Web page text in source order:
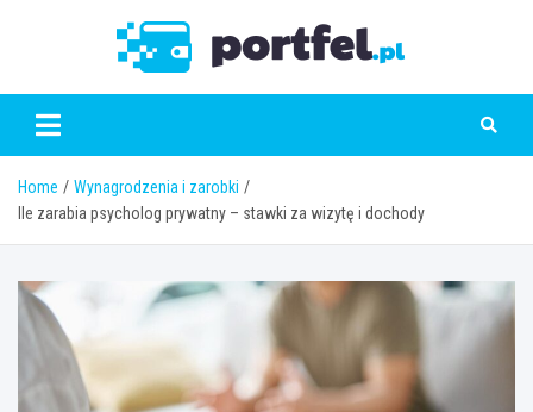
Home
Wynagrodzenia i zarobki
Ile zarabia psycholog prywatny – stawki za wizytę i dochody